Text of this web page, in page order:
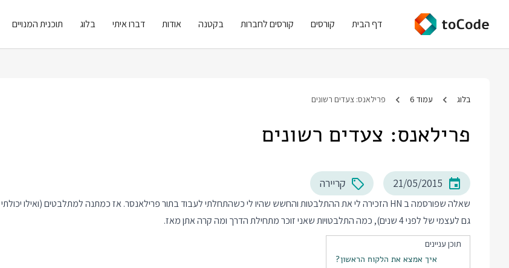
דף הבית קורסים קורסים לחברות בקטנה אודות דברו איתי בלוג תוכנית המנויים
בלוג עמוד 6 פרילאנס: צעדים רשונים
פרילאנס: צעדים רשונים
21/05/2015 קריירה
שאלה שפורסמה ב HN הזכירה לי את ההתלבטות והחשש שהיו לי כשהתחלתי לעבוד בתור פרילאנסר. אז כמתנה למתלבטים (ואילו יכולתי
גם לעצמי של לפני 4 שנים), כמה התלבטויות שאני זוכר מתחילת הדרך ומה קרה אתן מאז.
תוכן עניינים
איך אמצא את הלקוח הראשון?